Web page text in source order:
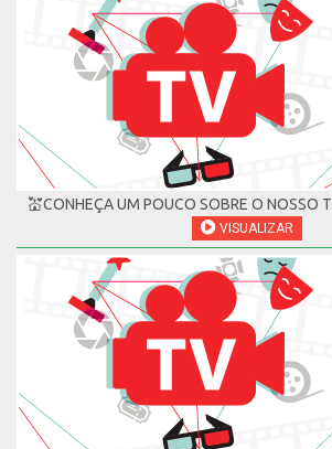
💒CONHEÇA UM POUCO SOBRE O NOSSO
VISUALIZAR